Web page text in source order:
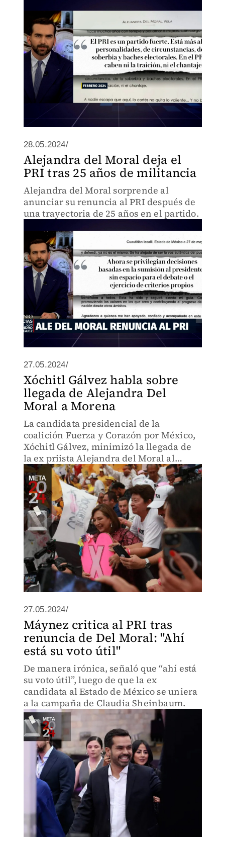
28.05.2024/
Alejandra del Moral deja el
PRI tras 25 años de militancia
Alejandra del Moral sorprende al
anunciar su renuncia al PRI después de
una trayectoria de 25 años en el partido.
27.05.2024/
Xóchitl Gálvez habla sobre
llegada de Alejandra Del
Moral a Morena
La candidata presidencial de la
coalición Fuerza y Corazón por México,
Xóchitl Gálvez, minimizó la llegada de
la ex priista Alejandra del Moral al
equipo de la abanderada de Morena,
Claudia Sheinbaum, al afirmar que “no
se lleva nada”.
27.05.2024/
Máynez critica al PRI tras
renuncia de Del Moral: "Ahí
está su voto útil"
De manera irónica, señaló que “ahí está
su voto útil”, luego de que la ex
candidata al Estado de México se uniera
a la campaña de Claudia Sheinbaum.